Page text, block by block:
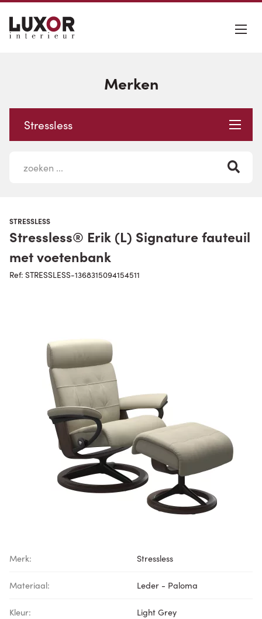
Merken
Stressless
STRESSLESS
Stressless® Erik (L) Signature fauteuil
met voetenbank
Ref: STRESSLESS-1368315094154511
Merk: Stressless
Materiaal: Leder - Paloma
Kleur: Light Grey